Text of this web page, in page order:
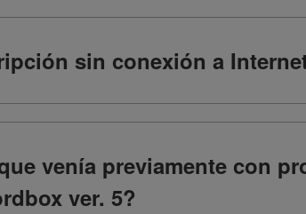
sin conexión a
venía previamente con
ver. 5?